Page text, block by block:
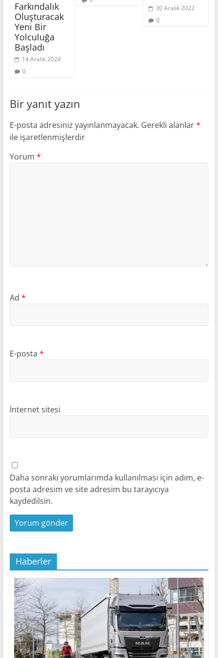
Farkındalık
Oluşturacak
Yeni Bir
Yolculuğa
Başladı
14 Aralık 2024
0
30 Aralık 2022
0
Bir yanıt yazın
E-posta adresiniz yayınlanmayacak. Gerekli alanlar*
ile işaretlenmişlerdir
Yorum *
Ad *
E-posta *
İnternet sitesi
Daha sonraki yorumlarımda kullanılması için adım, e-
posta adresim ve site adresim bu tarayıcıya
kaydedilsin.
Haberler